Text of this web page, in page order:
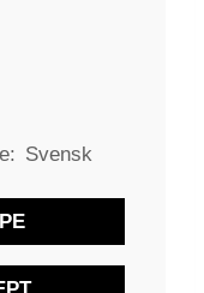
Svensk